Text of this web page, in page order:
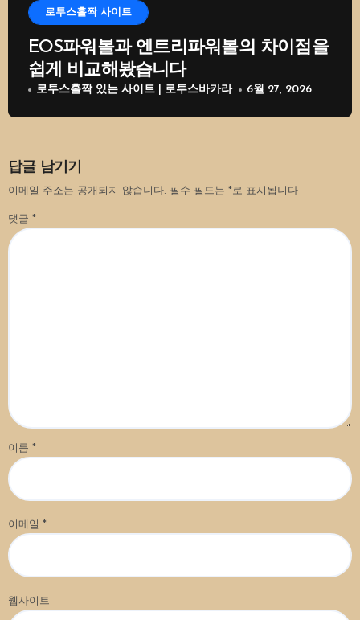
로투스홀짝 사이트
EOS파워볼과 엔트리파워볼의 차이점을
쉽게 비교해봤습니다
로투스홀짝 있는 사이트 | 로투스바카라 6월 27, 2026
답글 남기기
이메일 주소는 공개되지 않습니다. 필수 필드는 *로 표시됩니다
댓글 *
이름 *
이메일 *
웹사이트